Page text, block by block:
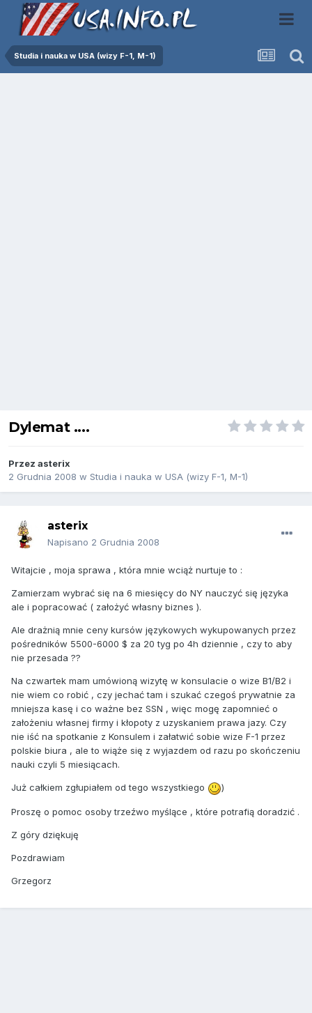
Studia i nauka w USA (wizy F-1, M-1)
Dylemat ....
Przez asterix
2 Grudnia 2008 w Studia i nauka w USA (wizy F-1, M-1)
asterix
Napisano 2 Grudnia 2008
Witajcie , moja sprawa , która mnie wciąż nurtuje to :
Zamierzam wybrać się na 6 miesięcy do NY nauczyć się języka
ale i popracować ( założyć własny biznes ).
Ale drażnią mnie ceny kursów językowych wykupowanych przez
pośredników 5500-6000 $ za 20 tyg po 4h dziennie , czy to aby
nie przesada ??
Na czwartek mam umówioną wizytę w konsulacie o wize B1/B2 i
nie wiem co robić , czy jechać tam i szukać czegoś prywatnie za
mniejsza kasę i co ważne bez SSN , więc mogę zapomnieć o
założeniu własnej firmy i kłopoty z uzyskaniem prawa jazy. Czy
nie iść na spotkanie z Konsulem i załatwić sobie wize F-1 przez
polskie biura , ale to wiąże się z wyjazdem od razu po skończeniu
nauki czyli 5 miesiącach.
Już całkiem zgłupiałem od tego wszystkiego )
Proszę o pomoc osoby trzeźwo myślące , które potrafią doradzić .
Z góry dziękuję
Pozdrawiam
Grzegorz